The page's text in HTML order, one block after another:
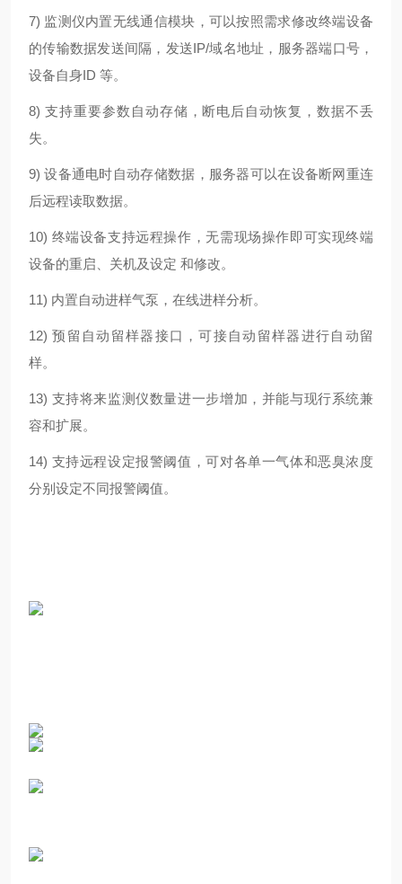
7) 监测仪内置无线通信模块，可以按照需求修改终端设备
的传输数据发送间隔，发送IP/域名地址，服务器端口号，
设备自身ID 等。
8) 支持重要参数自动存储，断电后自动恢复，数据不丢
失。
9) 设备通电时自动存储数据，服务器可以在设备断网重连
后远程读取数据。
10) 终端设备支持远程操作，无需现场操作即可实现终端
设备的重启、关机及设定 和修改。
11) 内置自动进样气泵，在线进样分析。
12) 预留自动留样器接口，可接自动留样器进行自动留
样。
13) 支持将来监测仪数量进一步增加，并能与现行系统兼
容和扩展。
14) 支持远程设定报警阈值，可对各单一气体和恶臭浓度
分别设定不同报警阈值。